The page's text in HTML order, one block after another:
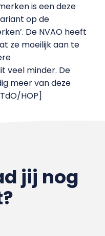
is een deze
op de
De NVAO heeft
ze moeilijk aan te
veel minder. De
meer van deze
HOP]
jij nog